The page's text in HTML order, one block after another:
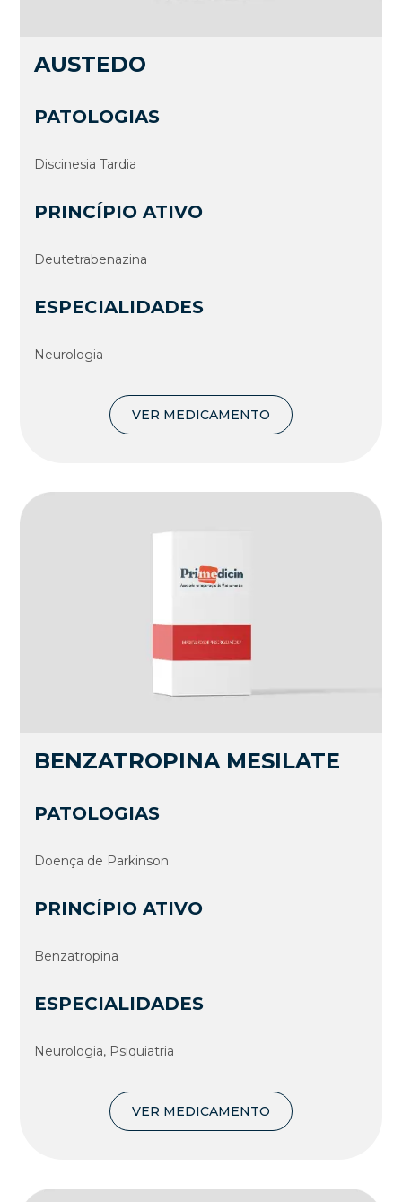
AUSTEDO
PATOLOGIAS
Discinesia Tardia
PRINCÍPIO ATIVO
Deutetrabenazina
ESPECIALIDADES
Neurologia
VER MEDICAMENTO
BENZATROPINA MESILATE
PATOLOGIAS
Doença de Parkinson
PRINCÍPIO ATIVO
Benzatropina
ESPECIALIDADES
Neurologia, Psiquiatria
VER MEDICAMENTO